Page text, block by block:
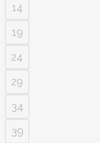
14
19
24
29
34
39